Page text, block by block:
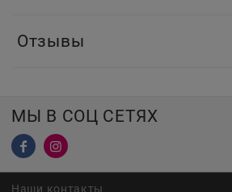
Отзывы
МЫ В СОЦ СЕТЯХ
Наши контакты